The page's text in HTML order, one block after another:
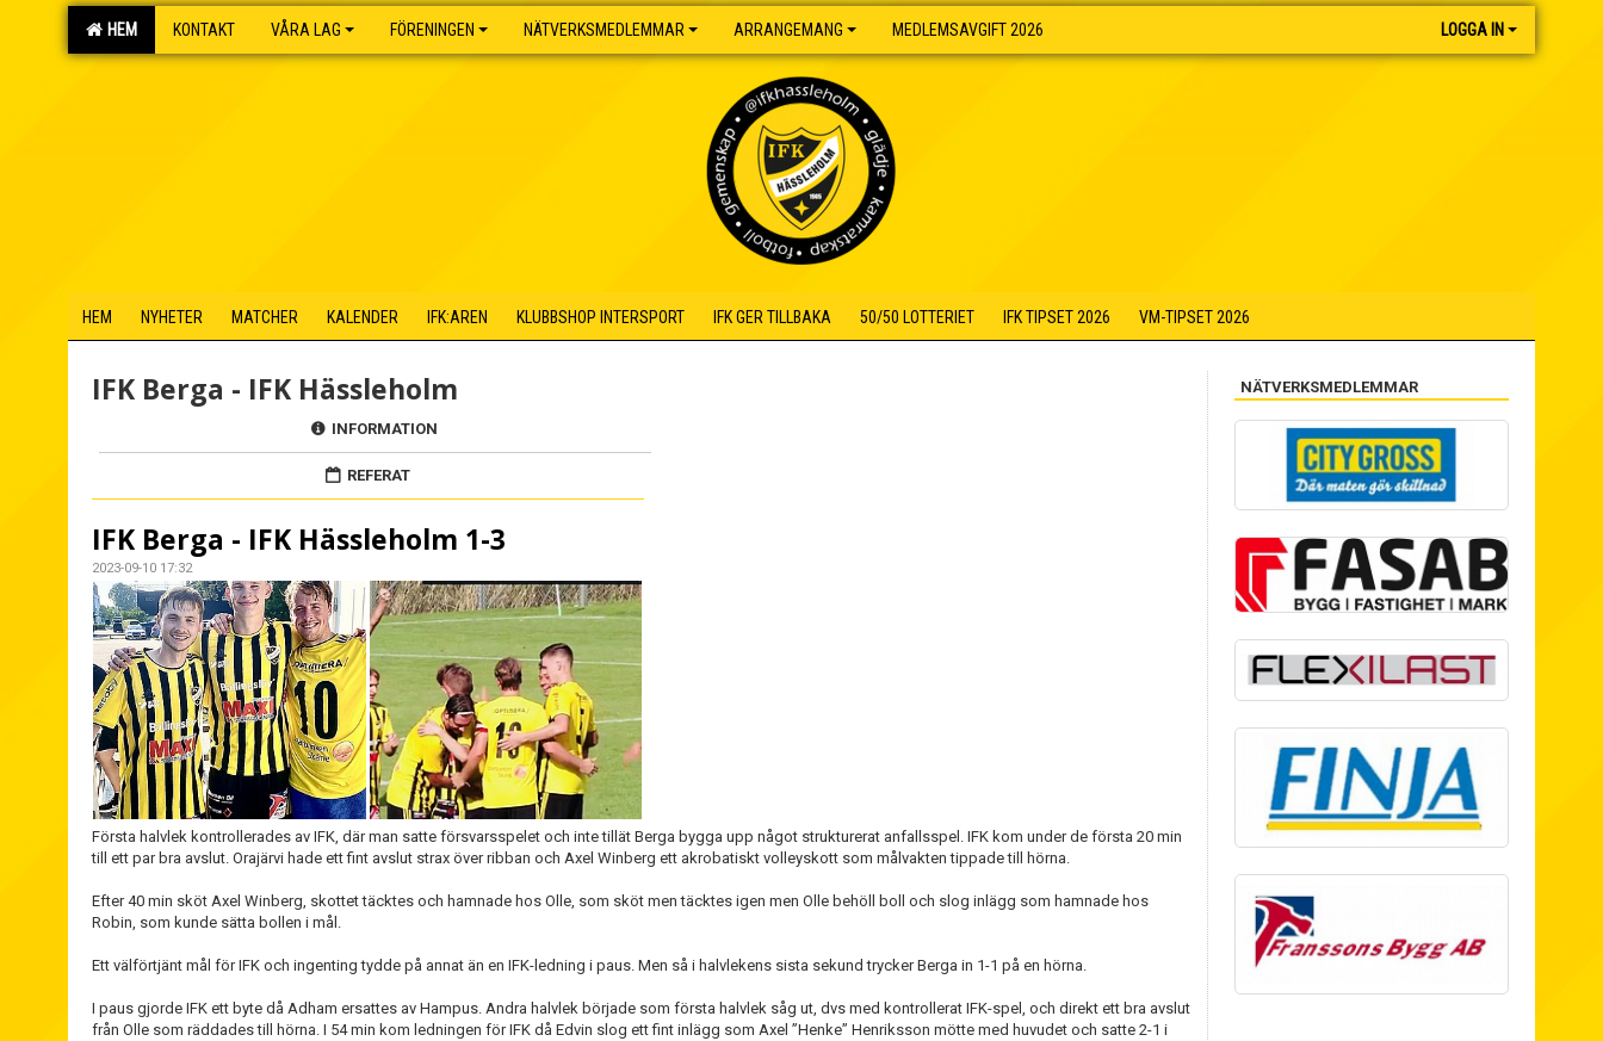
HEM KONTAKT VÅRA LAG FÖRENINGEN NÄTVERKSMEDLEMMAR ARRANGEMANG MEDLEMSAVGIFT 2026 LOGGA IN
HEM NYHETER MATCHER KALENDER IFK:AREN KLUBBSHOP INTERSPORT IFK GER TILLBAKA 50/50 LOTTERIET IFK TIPSET 2026 VM-TIPSET 2026
IFK Berga - IFK Hässleholm
INFORMATION
REFERAT
IFK Berga - IFK Hässleholm 1-3
2023-09-10 17:32
Första halvlek kontrollerades av IFK, där man satte försvarsspelet och inte tillät Berga bygga upp något strukturerat anfallsspel. IFK kom under de första 20 min
till ett par bra avslut. Orajärvi hade ett fint avslut strax över ribban och Axel Winberg ett akrobatiskt volleyskott som målvakten tippade till hörna.
Efter 40 min sköt Axel Winberg, skottet täcktes och hamnade hos Olle, som sköt men täcktes igen men Olle behöll boll och slog inlägg som hamnade hos
Robin, som kunde sätta bollen i mål.
Ett välförtjänt mål för IFK och ingenting tydde på annat än en IFK-ledning i paus. Men så i halvlekens sista sekund trycker Berga in 1-1 på en hörna.
I paus gjorde IFK ett byte då Adham ersattes av Hampus. Andra halvlek började som första halvlek såg ut, dvs med kontrollerat IFK-spel, och direkt ett bra avslut
från Olle som räddades till hörna. I 54 min kom ledningen för IFK då Edvin slog ett fint inlägg som Axel ”Henke” Henriksson mötte med huvudet och satte 2-1 i
NÄTVERKSMEDLEMMAR